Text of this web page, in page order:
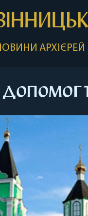
АРХІЄРЕЙ